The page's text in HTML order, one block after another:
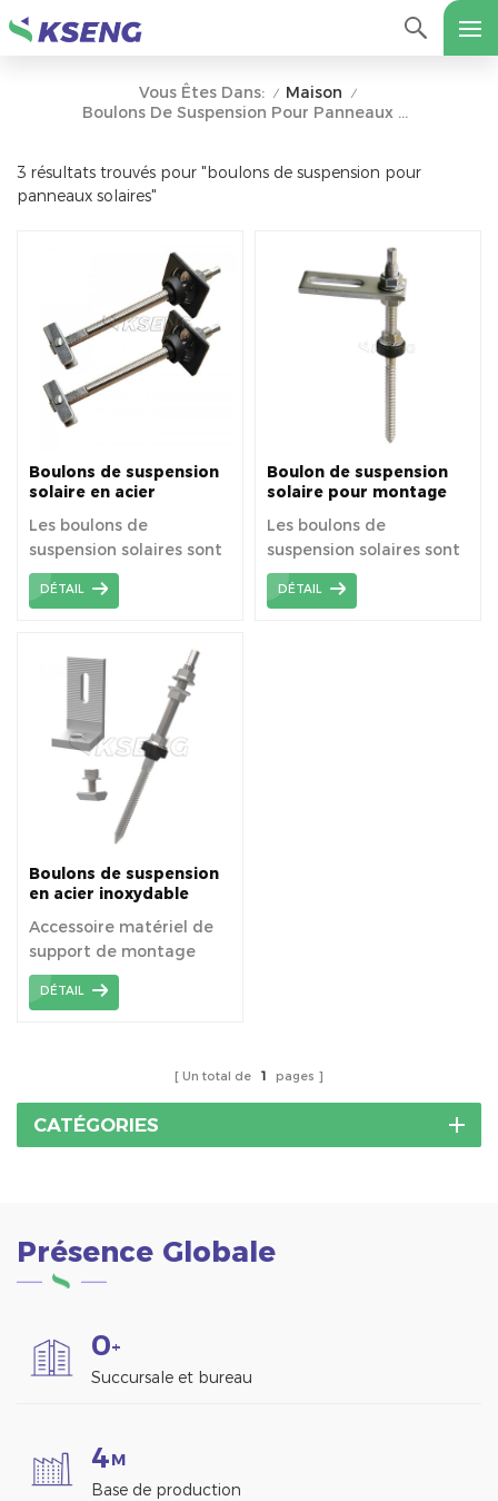
Vous Êtes Dans: / Maison /
Boulons De Suspension Pour Panneaux Solaires
3 résultats trouvés pour "boulons de suspension pour
panneaux solaires"
Boulons de suspension
solaire en acier
montage solaire
Les boulons de
suspension solaires sont
très couramment utilisés
pour les systèmes de
solaires, en particulier
les toits métalliques .
DÉTAIL
Boulon de suspension
solaire pour montage
Les boulons de
suspension solaires sont
très couramment utilisés
pour les systèmes de
DÉTAIL
Boulons de suspension
en acier inoxydable
montage de toit solaire
PV
Accessoire matériel de
support de montage
solaire pour boulon de
suspension en acier
DÉTAIL
Un total de 1 pages
CATÉGORIES
Présence Globale
0+
Succursale et bureau
4M
Base de production